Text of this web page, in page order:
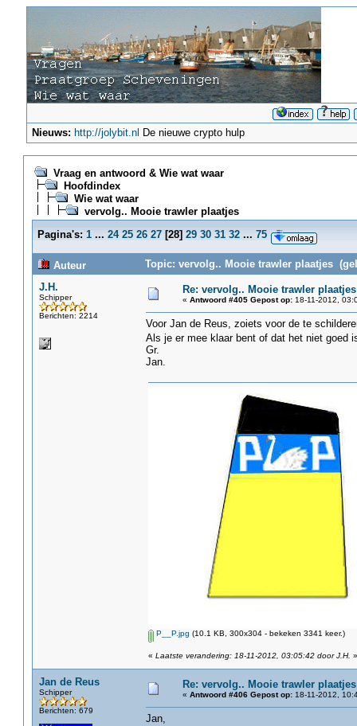
Nieuws: http://jolybit.nl De nieuwe crypto hulp
Vraag en antwoord & Wie wat waar
Hoofdindex
Wie wat waar
vervolg.. Mooie trawler plaatjes
Pagina's: 1 ... 24 25 26 27[28] 29 30 31 32 ... 75
Auteur
Topic: vervolg.. Mooie trawler plaatjes
J.H.
Schipper
Berichten: 2214
Re: vervolg.. Mooie trawler plaatjes
« Antwoord #405 Gepost op:18-11-2012,
Voor Jan de Reus, zoiets voor de te
Als je er mee klaar bent of dat het niet goed
Gr.
Jan.
P__P.jpg (10.1 KB, 300x304 - bekeken 3341 keer.)
« Laatste verandering: 18-11-2012, 03:05:42 door J.H. »
Jan de Reus
Schipper
Berichten: 679
Re: vervolg.. Mooie trawler plaatjes
« Antwoord #406 Gepost op:18-11-2012,
Jan,